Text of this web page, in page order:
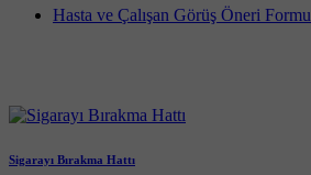
Hasta ve Çalışan Görüş Öneri Formu
Sigarayı Bırakma Hattı